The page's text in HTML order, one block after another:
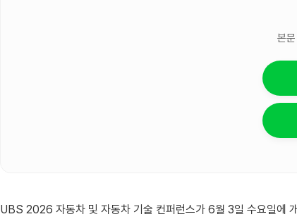
본
UBS 2026 자동차 및 자동차 기술 컨퍼런스가 6월 3일 수요일에